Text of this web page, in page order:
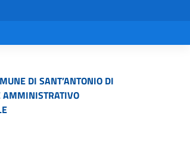
DI SANT’ANTONIO DI
AMMINISTRATIVO